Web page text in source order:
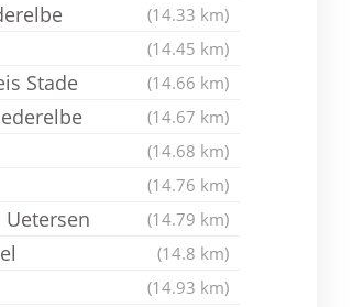
(14.33 km)
(14.45 km)
Stade (14.66 km)
(14.67 km)
(14.68 km)
(14.76 km)
(14.79 km)
(14.8 km)
(14.93 km)